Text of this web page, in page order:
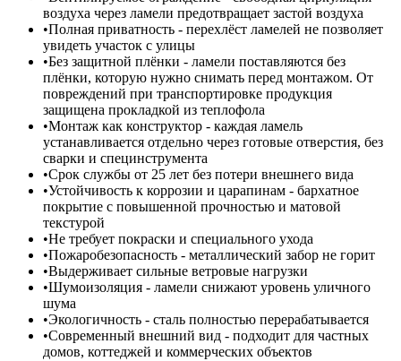
воздуха через ламели предотвращает застой воздуха
Полная приватность - перехлёст ламелей не позволяет
увидеть участок с улицы
Без защитной плёнки - ламели поставляются без
плёнки, которую нужно снимать перед монтажом. От
повреждений при транспортировке продукция
защищена прокладкой из теплофола
Монтаж как конструктор - каждая ламель
устанавливается отдельно через готовые отверстия, без
сварки и специнструмента
Срок службы от 25 лет без потери внешнего вида
Устойчивость к коррозии и царапинам - бархатное
покрытие с повышенной прочностью и матовой
текстурой
Не требует покраски и специального ухода
Пожаробезопасность - металлический забор не горит
Выдерживает сильные ветровые нагрузки
Шумоизоляция - ламели снижают уровень уличного
шума
Экологичность - сталь полностью перерабатывается
Современный внешний вид - подходит для частных
домов, коттеджей и коммерческих объектов